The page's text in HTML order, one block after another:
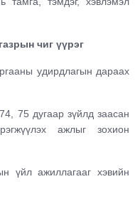
чиг үүрэг
удирдлагын дараах
75 дугаар зүйлд заасан
ажлыг зохион
ажиллагааг хэвийн